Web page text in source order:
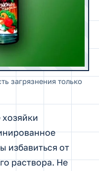
загрязнения только
избавиться от
раствора. Не